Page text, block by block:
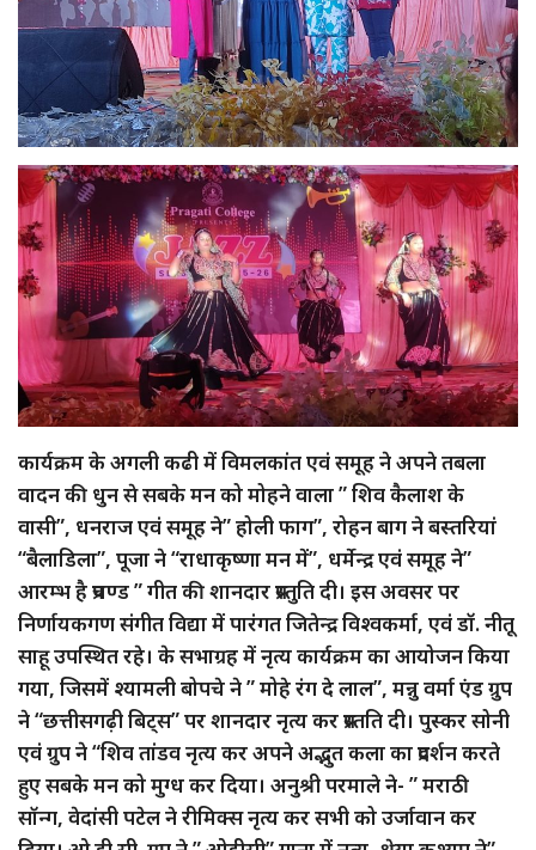
कार्यक्रम के अगली कढी में विमलकांत एवं समूह ने अपने तबला
वादन की धुन से सबके मन को मोहने वाला ” शिव कैलाश के
वासी”, धनराज एवं समूह ने” होली फाग”, रोहन बाग ने बस्तरियां
“बैलाडिला”, पूजा ने “राधाकृष्णा मन में”, धर्मेन्द्र एवं समूह ने”
आरम्भ है प्रचण्ड ” गीत की शानदार प्रस्तुति दी। इस अवसर पर
निर्णायकगण संगीत विद्या में पारंगत जितेन्द्र विश्वकर्मा, एवं डॉ. नीतू
साहू उपस्थित रहे। के सभाग्रह में नृत्य कार्यक्रम का आयोजन किया
गया, जिसमें श्यामली बोपचे ने ” मोहे रंग दे लाल”, मन्नु वर्मा एंड ग्रुप
ने “छत्तीसगढ़ी बिट्स” पर शानदार नृत्य कर प्रस्तति दी। पुस्कर सोनी
एवं ग्रुप ने “शिव तांडव नृत्य कर अपने अद्भुत कला का प्रदर्शन करते
हुए सबके मन को मुग्ध कर दिया। अनुश्री परमाले ने- ” मराठी
सॉन्ग, वेदांसी पटेल ने रीमिक्स नृत्य कर सभी को उर्जावान कर